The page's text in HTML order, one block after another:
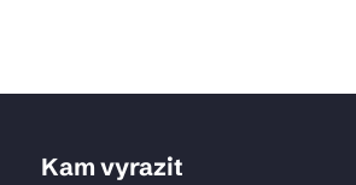
Kam vyrazit